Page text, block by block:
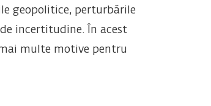
geopolitice, perturbările
incertitudine. În acest
multe motive pentru